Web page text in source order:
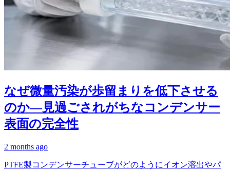
なぜ微量汚染が歩留まりを低下させる
のか—見過ごされがちなコンデンサー
表面の完全性
2 months ago
PTFE製コンデンサーチューブがどのようにイオン溶出やパ